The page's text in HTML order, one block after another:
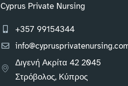
Cyprus Private Nursing
+357 99154344
Διγενή Ακρίτα 42 2045
Στρόβολος, Κύπρος